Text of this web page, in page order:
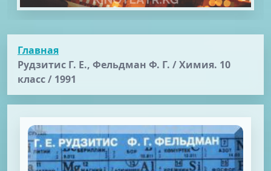
Главная
Рудзитис Г. Е., Фельдман Ф. Г. / Химия. 10
класс / 1991